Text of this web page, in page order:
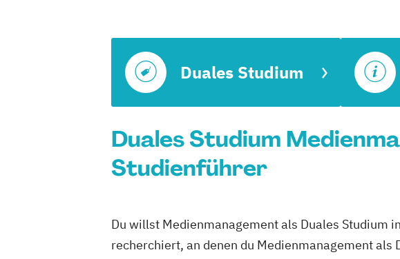
Duales Studium
Duales Studium
Studienführer
Du willst Medienmanagement als Duales Studium
recherchiert, an denen du Medienmanagement als